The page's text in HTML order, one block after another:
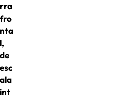
rra
fro
nta
l,
de
esc
ala
int